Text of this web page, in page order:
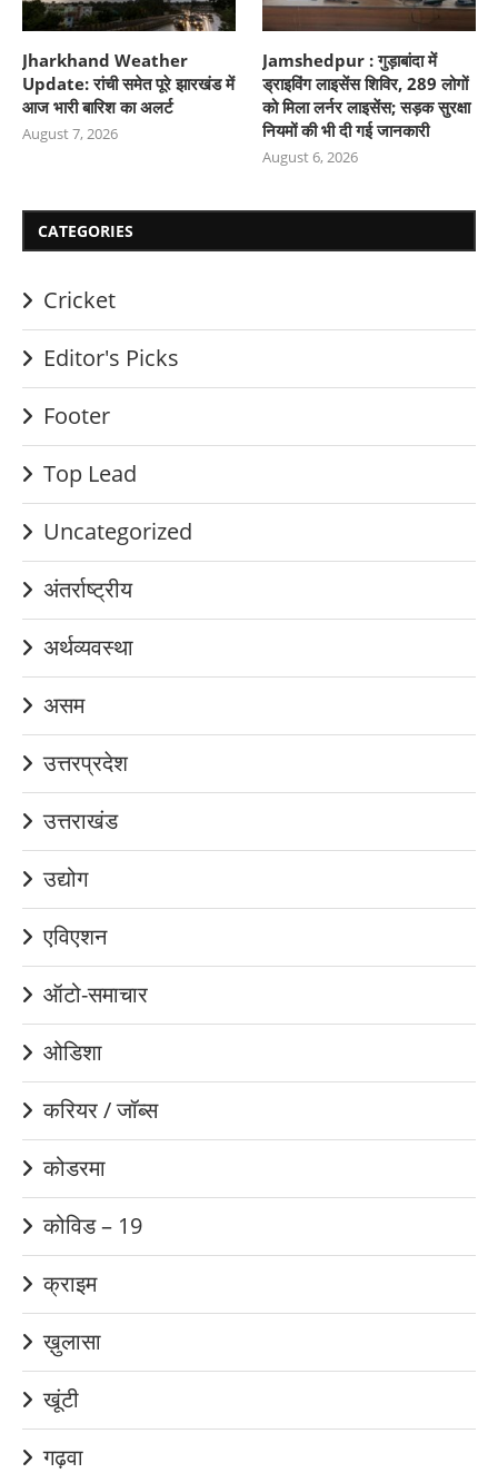
Jharkhand Weather
Update: रांची समेत पूरे झारखंड में
आज भारी बारिश का अलर्ट
August 7, 2026
Jamshedpur : गुड़ाबांदा में
ड्राइविंग लाइसेंस शिविर, 289 लोगों
को मिला लर्नर लाइसेंस; सड़क सुरक्षा
नियमों की भी दी गई जानकारी
August 6, 2026
CATEGORIES
Cricket
Editor's Picks
Footer
Top Lead
Uncategorized
अंतर्राष्ट्रीय
अर्थव्यवस्था
असम
उत्तरप्रदेश
उत्तराखंड
उद्योग
एविएशन
ऑटो-समाचार
ओडिशा
करियर / जॉब्स
कोडरमा
कोविड – 19
क्राइम
ख़ुलासा
खूंटी
गढ़वा